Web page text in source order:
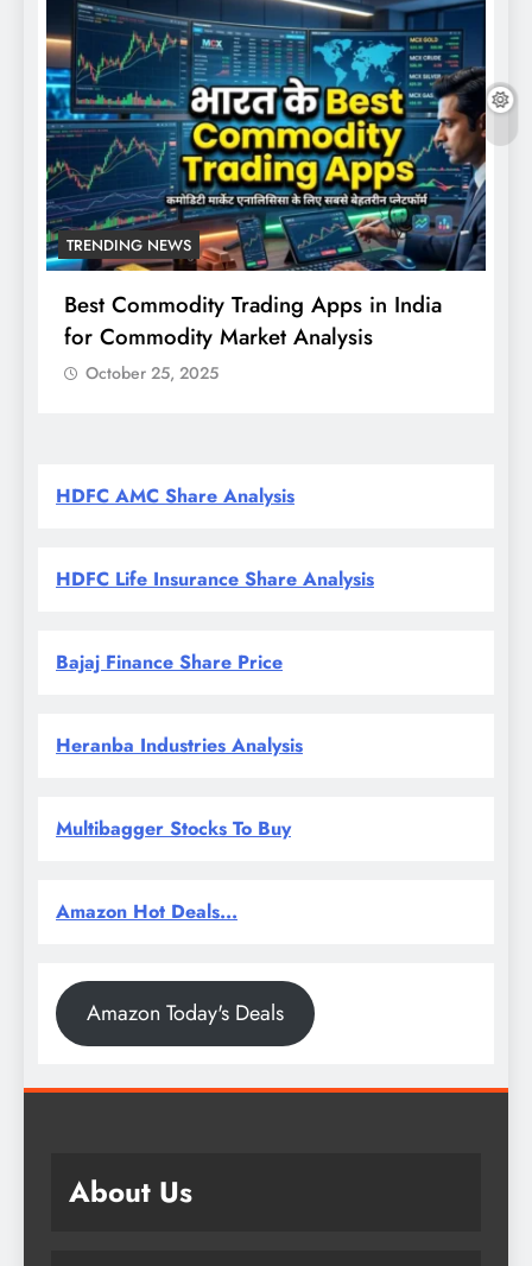
TRENDING NEWS
Best Commodity Trading Apps in India
for Commodity Market Analysis
October 25, 2025
HDFC AMC Share Analysis
HDFC Life Insurance Share Analysis
Bajaj Finance Share Price
Heranba Industries Analysis
Multibagger Stocks To Buy
Amazon Hot Deals...
Amazon Today's Deals
About Us